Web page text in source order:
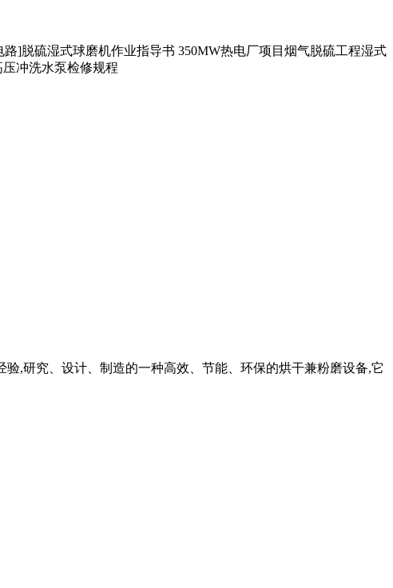
]脱硫湿式球磨机作业指导书 350MW热电厂项目烟气脱硫工程湿式
冲洗水泵检修规程
,研究、设计、制造的一种高效、节能、环保的烘干兼粉磨设备,它